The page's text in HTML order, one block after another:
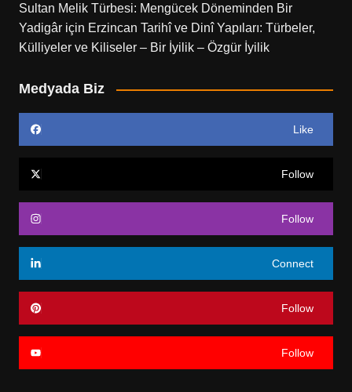
Sultan Melik Türbesi: Mengücek Döneminden Bir
Yadigâriçin Erzincan Tarihî ve Dinî Yapıları: Türbeler,
Külliyeler ve Kiliseler – Bir İyilik – Özgür İyilik
Medyada Biz
Like
Follow
Follow
Connect
Follow
Follow